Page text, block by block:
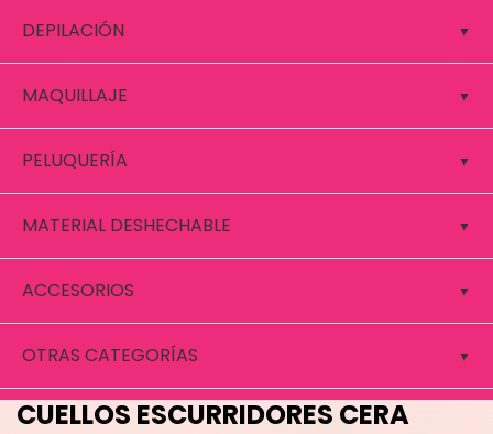
DEPILACIÓN
MAQUILLAJE
PELUQUERÍA
MATERIAL DESHECHABLE
ACCESORIOS
OTRAS CATEGORÍAS
CUELLOS ESCURRIDORES CERA